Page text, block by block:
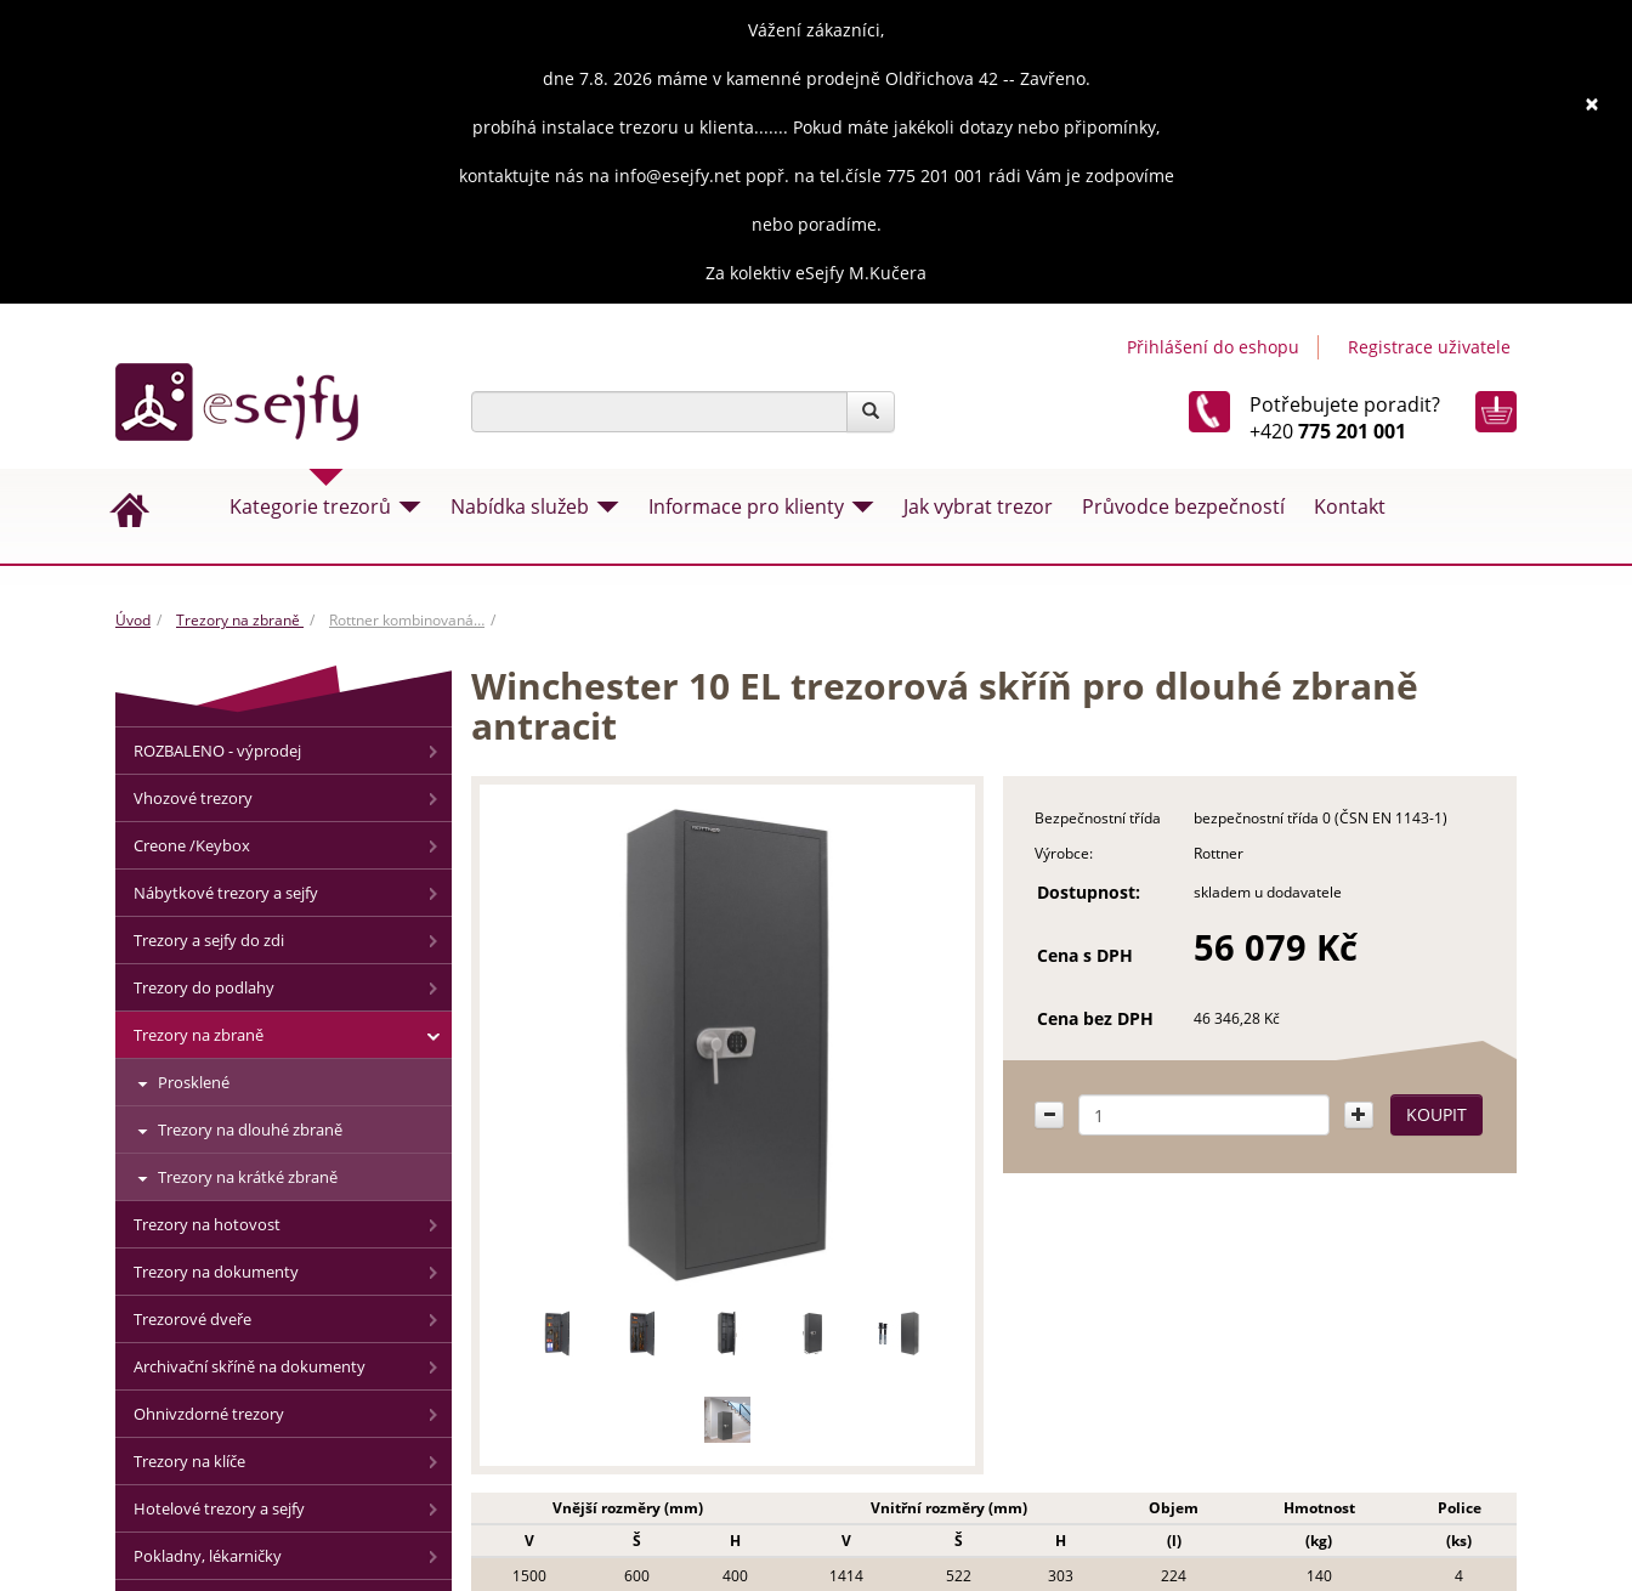
×
Vážení zákazníci,
dne 7.8. 2026 máme v kamenné prodejně Oldřichova 42 -- Zavřeno.
probíhá instalace trezoru u klienta....... Pokud máte jakékoli dotazy nebo připomínky,
kontaktujte nás na info@esejfy.net popř. na tel.čísle 775 201 001 rádi Vám je zodpovíme
nebo poradíme.
Za kolektiv eSejfy M.Kučera
Přihlášení do eshopu Registrace uživatele
Potřebujete poradit?
+420775 201 001
Kategorie trezorů Nabídka služeb Informace pro klienty Jak vybrat trezor Průvodce bezpečností Kontakt
Úvod Trezory na zbraně Rottner kombinovaná…
Winchester 10 EL trezorová skříň pro dlouhé zbraně
antracit
Bezpečnostní třída
bezpečnostní třída 0 (ČSN EN 1143-1)
Výrobce:
Rottner
Dostupnost: skladem u dodavatele
Cena s DPH 56 079 Kč
Cena bez DPH 46 346,28 Kč
Vnější rozměry (mm) Vnitřní rozměry (mm) Objem Hmotnost
Police
V
Š H V Š H (l) (kg)
(ks)
1500
600 400 1414 522 303 224 140 4
ROZBALENO - výprodej
Vhozové trezory
Creone /Keybox
Nábytkové trezory a sejfy
Trezory a sejfy do zdi
Trezory do podlahy
Trezory na zbraně
Prosklené
Trezory na dlouhé zbraně
Trezory na krátké zbraně
Trezory na hotovost
Trezory na dokumenty
Trezorové dveře
Archivační skříně na dokumenty
Ohnivzdorné trezory
Trezory na klíče
Hotelové trezory a sejfy
Pokladny, lékarničky